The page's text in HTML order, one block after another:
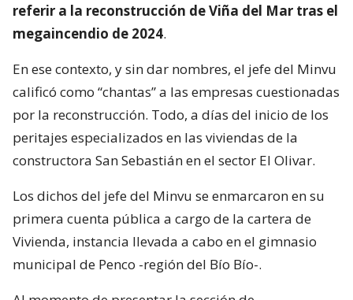
referir a la reconstrucción de Viña del Mar tras el
megaincendio de 2024.
En ese contexto, y sin dar nombres, el jefe del Minvu
calificó como “chantas” a las empresas cuestionadas
por la reconstrucción. Todo, a días del inicio de los
peritajes especializados en las viviendas de la
constructora San Sebastián en el sector El Olivar.
Los dichos del jefe del Minvu se enmarcaron en su
primera cuenta pública a cargo de la cartera de
Vivienda, instancia llevada a cabo en el gimnasio
municipal de Penco -región del Bío Bío-.